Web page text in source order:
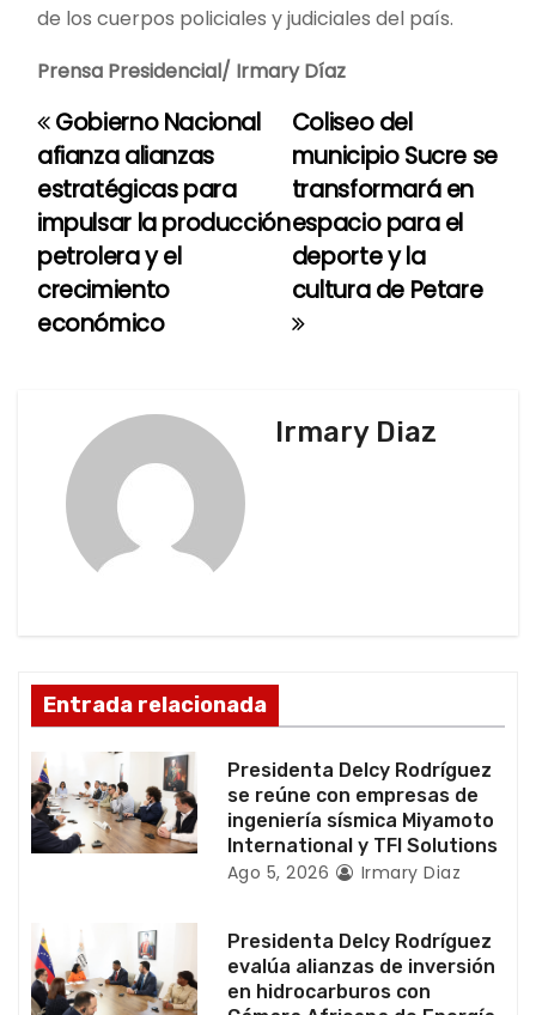
de los cuerpos policiales y judiciales del país.
Prensa Presidencial/ Irmary Díaz
N
a
v
e
g
e
e
n
t
a
d
Coliseo del
municipio Sucre se
transformará en
espacio para el
deporte y la
cultura de Petare
Gobierno Nacional
afianza alianzas
estratégicas para
impulsar la producción
petrolera y el
crecimiento
económico
Irmary Diaz
Entrada relacionada
Presidenta Delcy Rodríguez
se reúne con empresas de
ingeniería sísmica Miyamoto
International y TFI Solutions
Ago 5, 2026 Irmary Diaz
Presidenta Delcy Rodríguez
evalúa alianzas de inversión
en hidrocarburos con